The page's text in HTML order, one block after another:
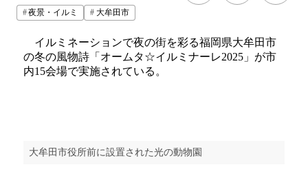
夜景・イルミ 大牟田市
イルミネーションで夜の街を彩る福岡県大牟田市
の冬の風物詩「オームタ☆イルミナーレ2025」が市
内15会場で実施されている。
大牟田市役所前に設置された光の動物園